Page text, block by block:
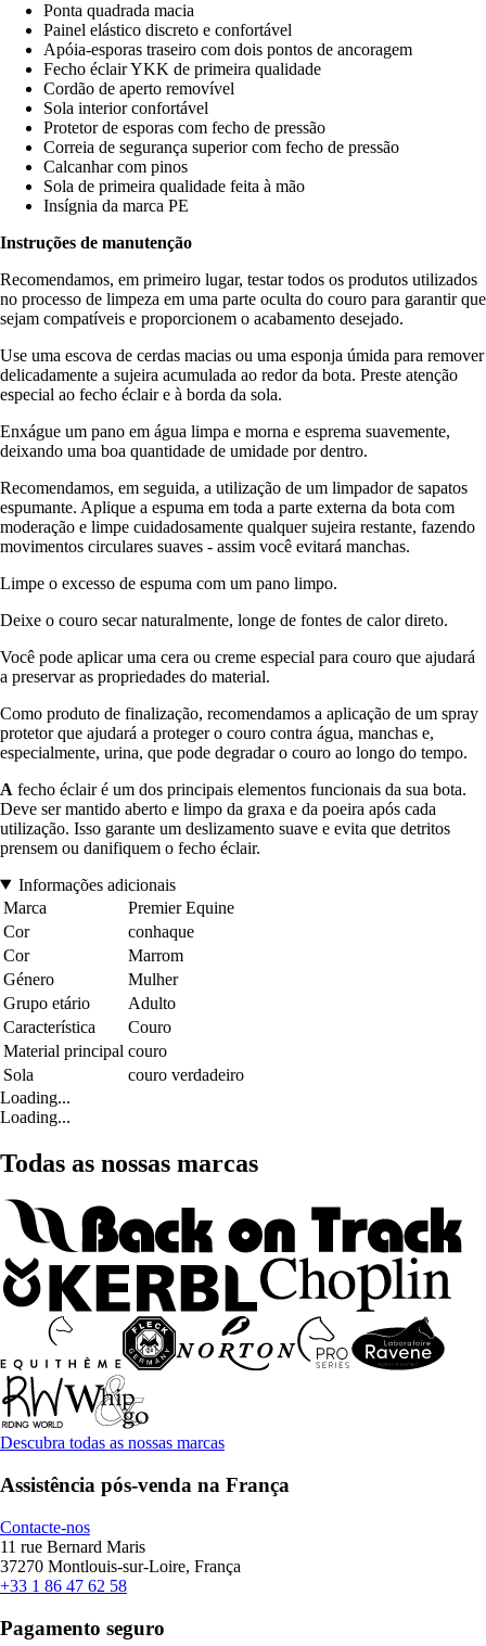
Ponta quadrada macia
Painel elástico discreto e confortável
Apóia-esporas traseiro com dois pontos de ancoragem
Fecho éclair YKK de primeira qualidade
Cordão de aperto removível
Sola interior confortável
Protetor de esporas com fecho de pressão
Correia de segurança superior com fecho de pressão
Calcanhar com pinos
Sola de primeira qualidade feita à mão
Insígnia da marca PE
Instruções de manutenção
Recomendamos, em primeiro lugar, testar todos os produtos utilizados
no processo de limpeza em uma parte oculta do couro para garantir que
sejam compatíveis e proporcionem o acabamento desejado.
Use uma escova de cerdas macias ou uma esponja úmida para remover
delicadamente a sujeira acumulada ao redor da bota. Preste atenção
especial ao fecho éclair e à borda da sola.
Enxágue um pano em água limpa e morna e esprema suavemente,
deixando uma boa quantidade de umidade por dentro.
Recomendamos, em seguida, a utilização de um limpador de sapatos
espumante. Aplique a espuma em toda a parte externa da bota com
moderação e limpe cuidadosamente qualquer sujeira restante, fazendo
movimentos circulares suaves - assim você evitará manchas.
Limpe o excesso de espuma com um pano limpo.
Deixe o couro secar naturalmente, longe de fontes de calor direto.
Você pode aplicar uma cera ou creme especial para couro que ajudará
a preservar as propriedades do material.
Como produto de finalização, recomendamos a aplicação de um spray
protetor que ajudará a proteger o couro contra água, manchas e,
especialmente, urina, que pode degradar o couro ao longo do tempo.
A fecho éclair é um dos principais elementos funcionais da sua bota.
Deve ser mantido aberto e limpo da graxa e da poeira após cada
utilização. Isso garante um deslizamento suave e evita que detritos
prensem ou danifiquem o fecho éclair.
Informações adicionais
Marca
Premier Equine
Cor
conhaque
Cor
Marrom
Género
Mulher
Grupo etário
Adulto
Característica
Couro
Material principal couro
Sola
couro verdadeiro
Loading...
Loading...
Todas as nossas marcas
Descubra todas as nossas marcas
Assistência pós-venda na França
Contacte-nos
11 rue Bernard Maris
37270 Montlouis-sur-Loire, França
+33 1 86 47 62 58
Pagamento seguro